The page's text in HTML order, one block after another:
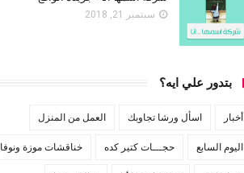
سبتمبر 21, 2018
بتدور علي ايه؟
أخبار اسأل ورشا تجاوبك العمل من المنزل
اليوم السابع حجـــات كتير كده خناقشات موزة ونوفا